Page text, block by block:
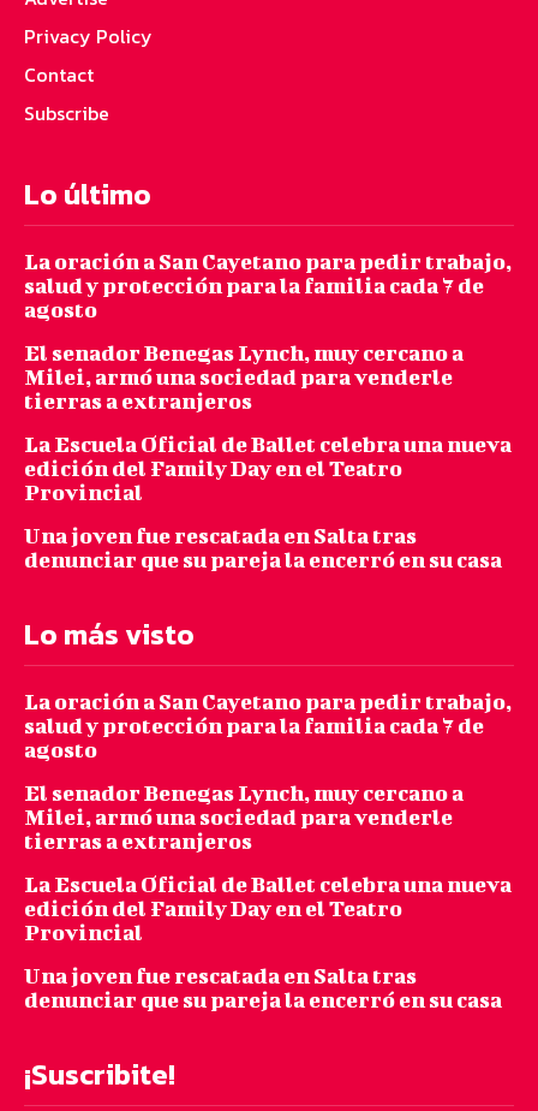
Privacy Policy
Contact
Subscribe
Lo último
La oración a San Cayetano para pedir trabajo,
salud y protección para la familia cada 7 de
agosto
El senador Benegas Lynch, muy cercano a
Milei, armó una sociedad para venderle
tierras a extranjeros
La Escuela Oficial de Ballet celebra una nueva
edición del Family Day en el Teatro
Provincial
Una joven fue rescatada en Salta tras
denunciar que su pareja la encerró en su casa
Lo más visto
La oración a San Cayetano para pedir trabajo,
salud y protección para la familia cada 7 de
agosto
El senador Benegas Lynch, muy cercano a
Milei, armó una sociedad para venderle
tierras a extranjeros
La Escuela Oficial de Ballet celebra una nueva
edición del Family Day en el Teatro
Provincial
Una joven fue rescatada en Salta tras
denunciar que su pareja la encerró en su casa
¡Suscribite!